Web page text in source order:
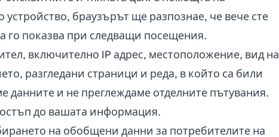
браузърът ще разпознае, че вече сте
го показва при следващи посещения.
включително IP адрес, местоположение, вид на
разгледани страници и реда, в който са били
данните и не преглеждаме отделните пътувания.
до вашата информация.
на обобщени данни за потребителите на